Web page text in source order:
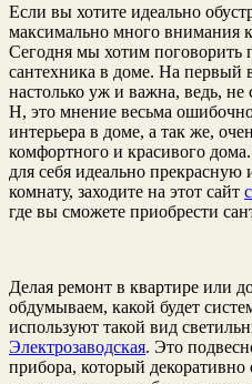
Если вы хотите идеально
максимально много внимания
Сегодня мы хотим поговорить
сантехника в доме. На первый
настолько уж и важна, ведь,
Н, это мнение весьма
интерьера в доме, а так же,
комфортного и красивого
для себя идеально
комнату, заходите на этот сайт
где вы сможете приобрести
Делая ремонт в квартире или
обдумываем, какой будет
используют такой вид
Электрозаводская. Это
прибора, который